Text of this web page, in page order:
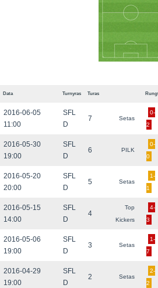
Data Turnyras Turas
2016-06-05
11:00
SFL
D
7 Setas
0-
2
2016-05-30
19:00
SFL
D
6 PILK
0-
0
2016-05-20
20:00
SFL
D
5 Setas
1-
1
2016-05-15
14:00
SFL
D
4
Top
Kickers
4-
3
2016-05-06
19:00
SFL
D
3 Setas
1-
7
2016-04-29
19:00
SFL
D
2 Setas
2-
2